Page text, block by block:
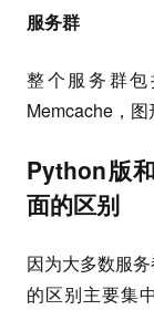
服务群
整个服务群
Memcache，图
Python版
面的区别
因为大多数服
的区别主要集